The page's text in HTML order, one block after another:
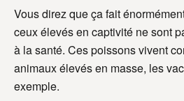
Vous direz que ça fait
ceux élevés en captivité ne sont
à la santé. Ces poissons vivent
animaux élevés en masse, les
exemple.